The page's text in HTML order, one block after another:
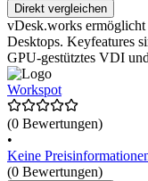
Direkt vergleichen
vDesk.works
Desktops. Keyfeatures
GPU-gestütztes VDI
Workspot
(0 Bewertungen)
•
Keine
(0 Bewertungen)